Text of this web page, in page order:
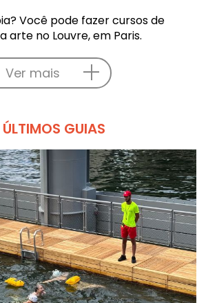
Você pode fazer cursos de
arte no Louvre, em Paris.
Ver mais
GUIAS